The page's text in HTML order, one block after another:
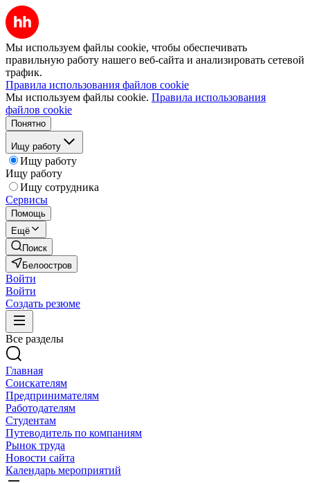
Мы используем файлы cookie, чтобы обеспечивать
правильную работу нашего веб-сайта и анализировать сетевой
трафик.
Правила использования файлов cookie
Мы используем файлы cookie. Правила использования
файлов cookie
Понятно
Ищу работу
Ищу работу
Ищу работу
Ищу сотрудника
Сервисы
Помощь
Ещё
Поиск
Белоостров
Войти
Войти
Создать резюме
Все разделы
Главная
Соискателям
Предпринимателям
Работодателям
Студентам
Путеводитель по компаниям
Рынок труда
Новости сайта
Календарь мероприятий